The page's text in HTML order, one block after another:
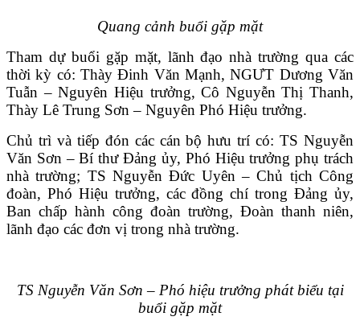
THƯ VIỆN
Quang cảnh buổi gặp mặt
Tham dự buổi gặp mặt, lãnh đạo nhà trường qua các
thời kỳ có: Thày Đinh Văn Mạnh, NGƯT Dương Văn
Tuẫn – Nguyên Hiệu trưởng, Cô Nguyễn Thị Thanh,
Thày Lê Trung Sơn – Nguyên Phó Hiệu trưởng.
Chủ trì và tiếp đón các cán bộ hưu trí có: TS Nguyễn
Văn Sơn – Bí thư Đảng ủy, Phó Hiệu trưởng phụ trách
nhà trường; TS Nguyễn Đức Uyên – Chủ tịch Công
đoàn, Phó Hiệu trưởng, các đồng chí trong Đảng ủy,
Ban chấp hành công đoàn trường, Đoàn thanh niên,
lãnh đạo các đơn vị trong nhà trường.
TS Nguyễn Văn Sơn – Phó hiệu trưởng phát biểu tại
buổi gặp mặt